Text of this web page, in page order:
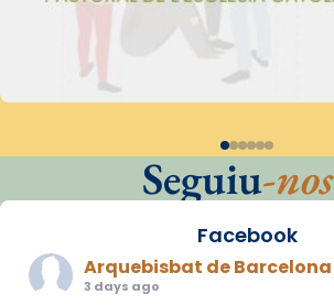
Seguiu-nos
Facebook
Arquebisbat de Barcelona
3 days ago